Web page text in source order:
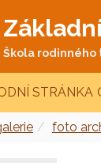
Škola rodinného
STRÁNKA
foto